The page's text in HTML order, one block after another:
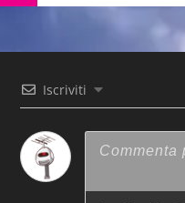
Iscriviti